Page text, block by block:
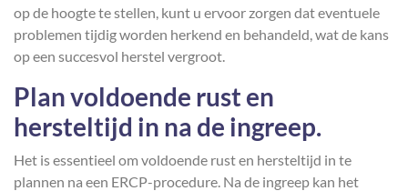
op de hoogte te stellen, kunt u ervoor zorgen dat eventuele
problemen tijdig worden herkend en behandeld, wat de kans
op een succesvol herstel vergroot.
Plan voldoende rust en
hersteltijd in na de ingreep.
Het is essentieel om voldoende rust en hersteltijd in te
plannen na een ERCP-procedure. Na de ingreep kan het